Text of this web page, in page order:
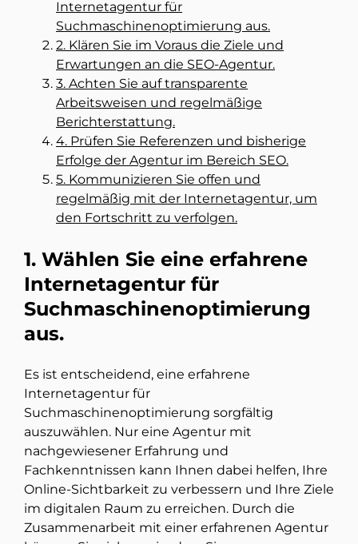
Internetagentur für
Suchmaschinenoptimierung aus.
2. Klären Sie im Voraus die Ziele und
Erwartungen an die SEO-Agentur.
3. Achten Sie auf transparente
Arbeitsweisen und regelmäßige
Berichterstattung.
4. Prüfen Sie Referenzen und bisherige
Erfolge der Agentur im Bereich SEO.
5. Kommunizieren Sie offen und
regelmäßig mit der Internetagentur, um
den Fortschritt zu verfolgen.
1. Wählen Sie eine erfahrene
Internetagentur für
Suchmaschinenoptimierung
aus.
Es ist entscheidend, eine erfahrene
Internetagentur für
Suchmaschinenoptimierung sorgfältig
auszuwählen. Nur eine Agentur mit
nachgewiesener Erfahrung und
Fachkenntnissen kann Ihnen dabei helfen, Ihre
Online-Sichtbarkeit zu verbessern und Ihre Ziele
im digitalen Raum zu erreichen. Durch die
Zusammenarbeit mit einer erfahrenen Agentur